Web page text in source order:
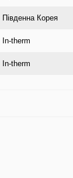
Південна Корея
In-therm
In-therm